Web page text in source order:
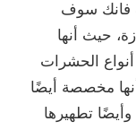
فانك سوف
حيث أنها
الحشرات
مخصصة أيضًا
تطهيرها